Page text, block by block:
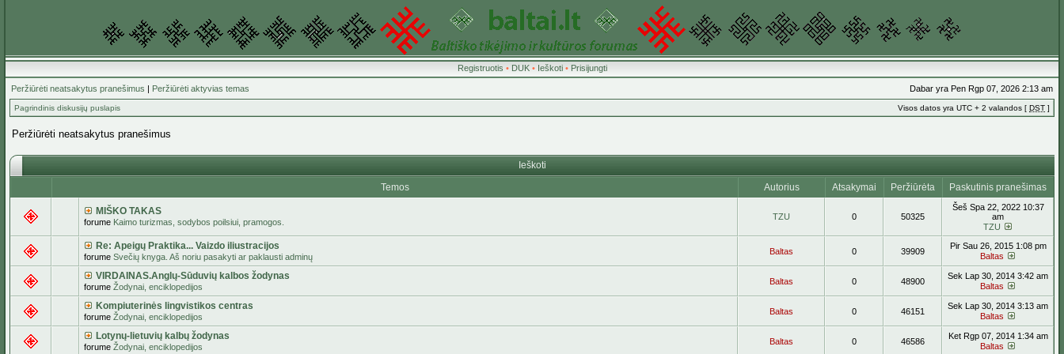
Registruotis • DUK• Ieškoti• Prisijungti
Peržiūrėti neatsakytus pranešimus | Peržiūrėti aktyvias temas Dabar yra Pen Rgp 07, 2026 2:13 am
Pagrindinis diskusijų puslapis Visos datos yra UTC + 2 valandos [ DST ]
Peržiūrėti neatsakytus pranešimus
Ieškoti
Temos
Autorius Atsakymai Peržiūrėta Paskutinis pranešimas
MIŠKO TAKAS
forume Kaimo turizmas, sodybos poilsiui, pramogos.
TZU 0 50325
Šeš Spa 22, 2022 10:37
am
TZU
Re: Apeigų Praktika... Vaizdo iliustracijos
forume Svečių knyga. Aš noriu pasakyti ar paklausti adminų
Baltas 0 39909
Pir Sau 26, 2015 1:08 pm
Baltas
VIRDAINAS.Anglų-Sūduvių kalbos žodynas
forume Žodynai, enciklopedijos
Baltas 0 48900
Sek Lap 30, 2014 3:42 am
Baltas
Kompiuterinės lingvistikos centras
forume Žodynai, enciklopedijos
Baltas 0 46151
Sek Lap 30, 2014 3:13 am
Baltas
Lotynų-lietuvių kalbų žodynas
forume Žodynai, enciklopedijos
Baltas 0 46586
Ket Rgp 07, 2014 1:34 am
Baltas